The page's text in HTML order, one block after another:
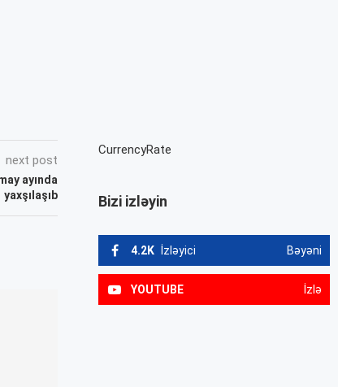
next post
ayında
yaxşılaşıb
CurrencyRate
Bizi izləyin
4.2K İzləyici Bəyəni
YOUTUBE İzlə